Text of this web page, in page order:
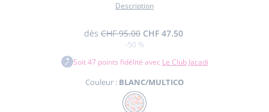
Description
dès CHF 95.00 CHF 47.50
-50 %
Soit47points fidélité avec Le Club Jacadi
Couleur : BLANC/MULTICO
Couleur